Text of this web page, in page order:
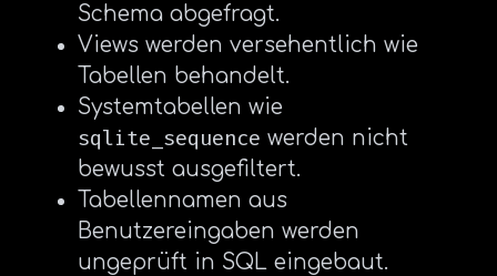
Schema abgefragt.
Views werden versehentlich wie
Tabellen behandelt.
Systemtabellen wie
sqlite_sequence werden nicht
bewusst ausgefiltert.
Tabellennamen aus
Benutzereingaben werden
ungeprüft in SQL eingebaut.